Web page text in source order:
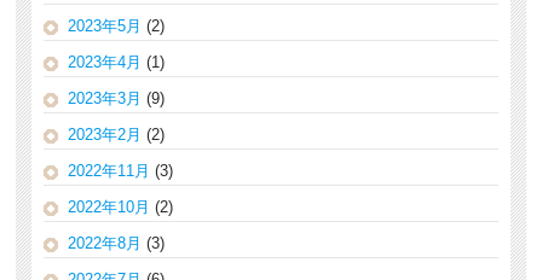
2023年5月 (2)
2023年4月 (1)
2023年3月 (9)
2023年2月 (2)
2022年11月 (3)
2022年10月 (2)
2022年8月 (3)